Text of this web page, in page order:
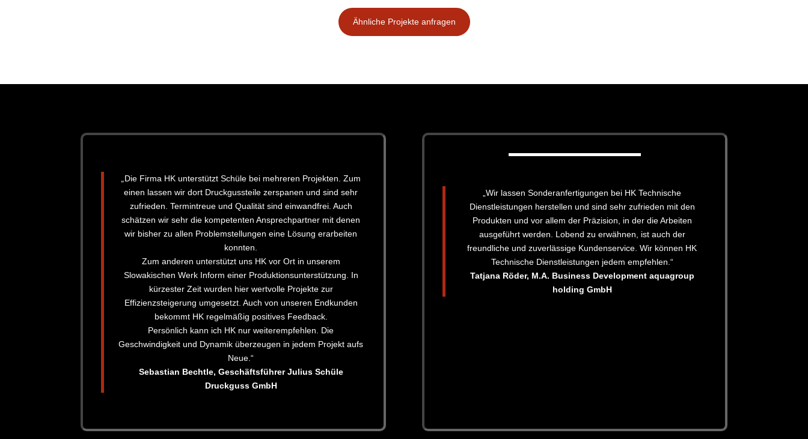
Ähnliche Projekte anfragen
Die Firma HK unterstützt Schüle bei mehreren Projekten. Zum
einen lassen wir dort Druckgussteile zerspanen und sind sehr
zufrieden. Termintreue und Qualität sind einwandfrei. Auch
schätzen wir sehr die kompetenten Ansprechpartner mit denen
wir bisher zu allen Problemstellungen eine Lösung erarbeiten
konnten.
Zum anderen unterstützt uns HK vor Ort in unserem
Slowakischen Werk Inform einer Produktionsunterstützung. In
kürzester Zeit wurden hier wertvolle Projekte zur
Effizienzsteigerung umgesetzt. Auch von unseren Endkunden
bekommt HK regelmäßig positives Feedback.
Persönlich kann ich HK nur weiterempfehlen. Die
Geschwindigkeit und Dynamik überzeugen in jedem Projekt aufs
Neue.“
Sebastian Bechtle, Geschäftsführer Julius Schüle
Druckguss GmbH
„Wir lassen Sonderanfertigungen bei HK Technische
Dienstleistungen herstellen und sind sehr zufrieden mit den
Produkten und vor allem der Präzision, in der die Arbeiten
ausgeführt werden. Lobend zu erwähnen, ist auch der
freundliche und zuverlässige Kundenservice. Wir können HK
Technische Dienstleistungen jedem empfehlen.“
Tatjana Röder, M.A. Business Development aquagroup
holding GmbH